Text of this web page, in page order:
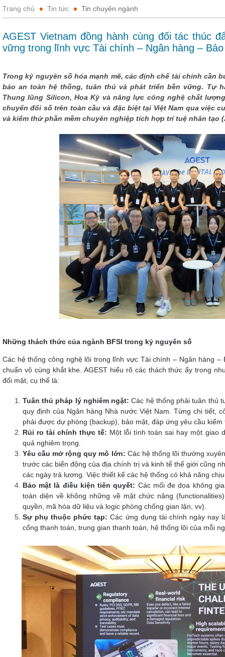
Trang chủ Tin tức Tin chuyên ngành
AGEST Vietnam đồng hành cùng đối tác thúc
vững trong lĩnh vực Tài chính – Ngân hàng –
Trong kỷ nguyên số hóa mạnh mẽ, các định chế tài chính cần
bảo an toàn hệ thống, tuân thủ và phát triển bền vững. Tự
Thung lũng Silicon, Hoa Kỳ và năng lực công nghệ chất
chuyển đổi số trên toàn cầu và đặc biệt tại Việt Nam qua việc
và kiểm thử phần mềm chuyên nghiệp tích hợp trí tuệ nhân tạo
Những thách thức của ngành BFSI trong kỷ nguyên số
Các hệ thống công nghệ lõi trong lĩnh vực Tài chính – Ngân hàng
chuẩn vô cùng khắt khe. AGEST hiểu rõ các thách thức ấy trong
đối mặt, cụ thể là:
Tuân thủ pháp lý nghiêm ngặt: Các hệ thống phải tuân thủ
quy định của Ngân hàng Nhà nước Việt Nam. Từng chi tiết,
phải được dự phòng (backup), bảo mật, đáp ứng yêu cầu
Rủi ro tài chính thực tế: Một lỗi tính toán sai hay một giao
quả nghiêm trọng.
Yêu cầu mở rộng quy mô lớn: Các hệ thống lõi thường
trước các biến động của địa chính trị và kinh tế thế giới cũng
các ngày trả lương. Việc thiết kế các hệ thống có khả năng
Bảo mật là điều kiện tiên quyết: Các mối đe dọa không
toàn diện về không những về mặt chức năng
quyền, mã hóa dữ liệu và logic phòng chống gian lận, vv).
Sự phụ thuộc phức tạp: Các ứng dụng tài chính ngày nay
cổng thanh toán, trung gian thanh toán, hệ thống lõi của mỗi